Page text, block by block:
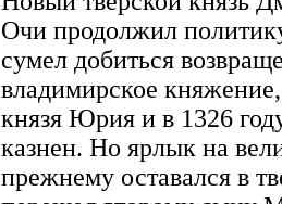
Очи продолжил
сумел добиться
владимирское
князя Юрия и в 1326
казнен. Но ярлык на
прежнему оставался в